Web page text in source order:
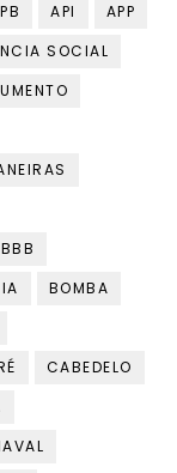
API
APP
SOCIAL
BBB
BOMBA
CABEDELO